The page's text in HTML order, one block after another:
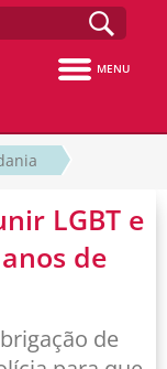
MENU
LGBT e
de
de